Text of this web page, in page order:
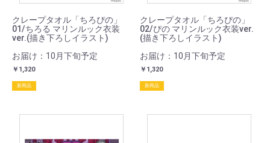
クレープタオル「ちろぴの」
01/ちろる マリンルック衣装
ver.(描き下ろしイラスト)
お届け：10月下旬予定
￥1,320
新商品
クレープタオル「ちろぴの」
02/ぴの マリンルック衣装ver.
(描き下ろしイラスト)
お届け：10月下旬予定
￥1,320
新商品